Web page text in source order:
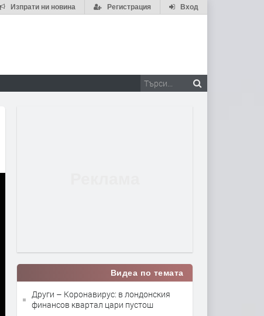
Вход
Регистрация
Изпрати ни новина
Видеа по темата
Други – Коронавирус: в лондонския
финансов квартал цари пустош